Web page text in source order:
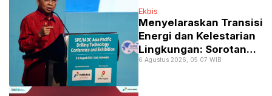
Ekbis
Menyelaraskan Transisi
Energi dan Kelestarian
Lingkungan: Sorotan
Utama APDT 2026 di
6 Agustus 2026, 05:07 WIB